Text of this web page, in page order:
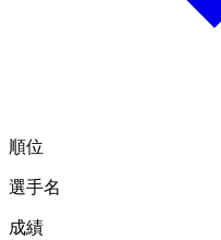
順位
選手名
成績